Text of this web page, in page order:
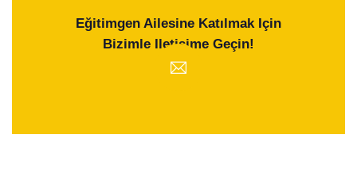
Eğitimgen Ailesine Katılmak Için
Bizimle Iletişime Geçin!